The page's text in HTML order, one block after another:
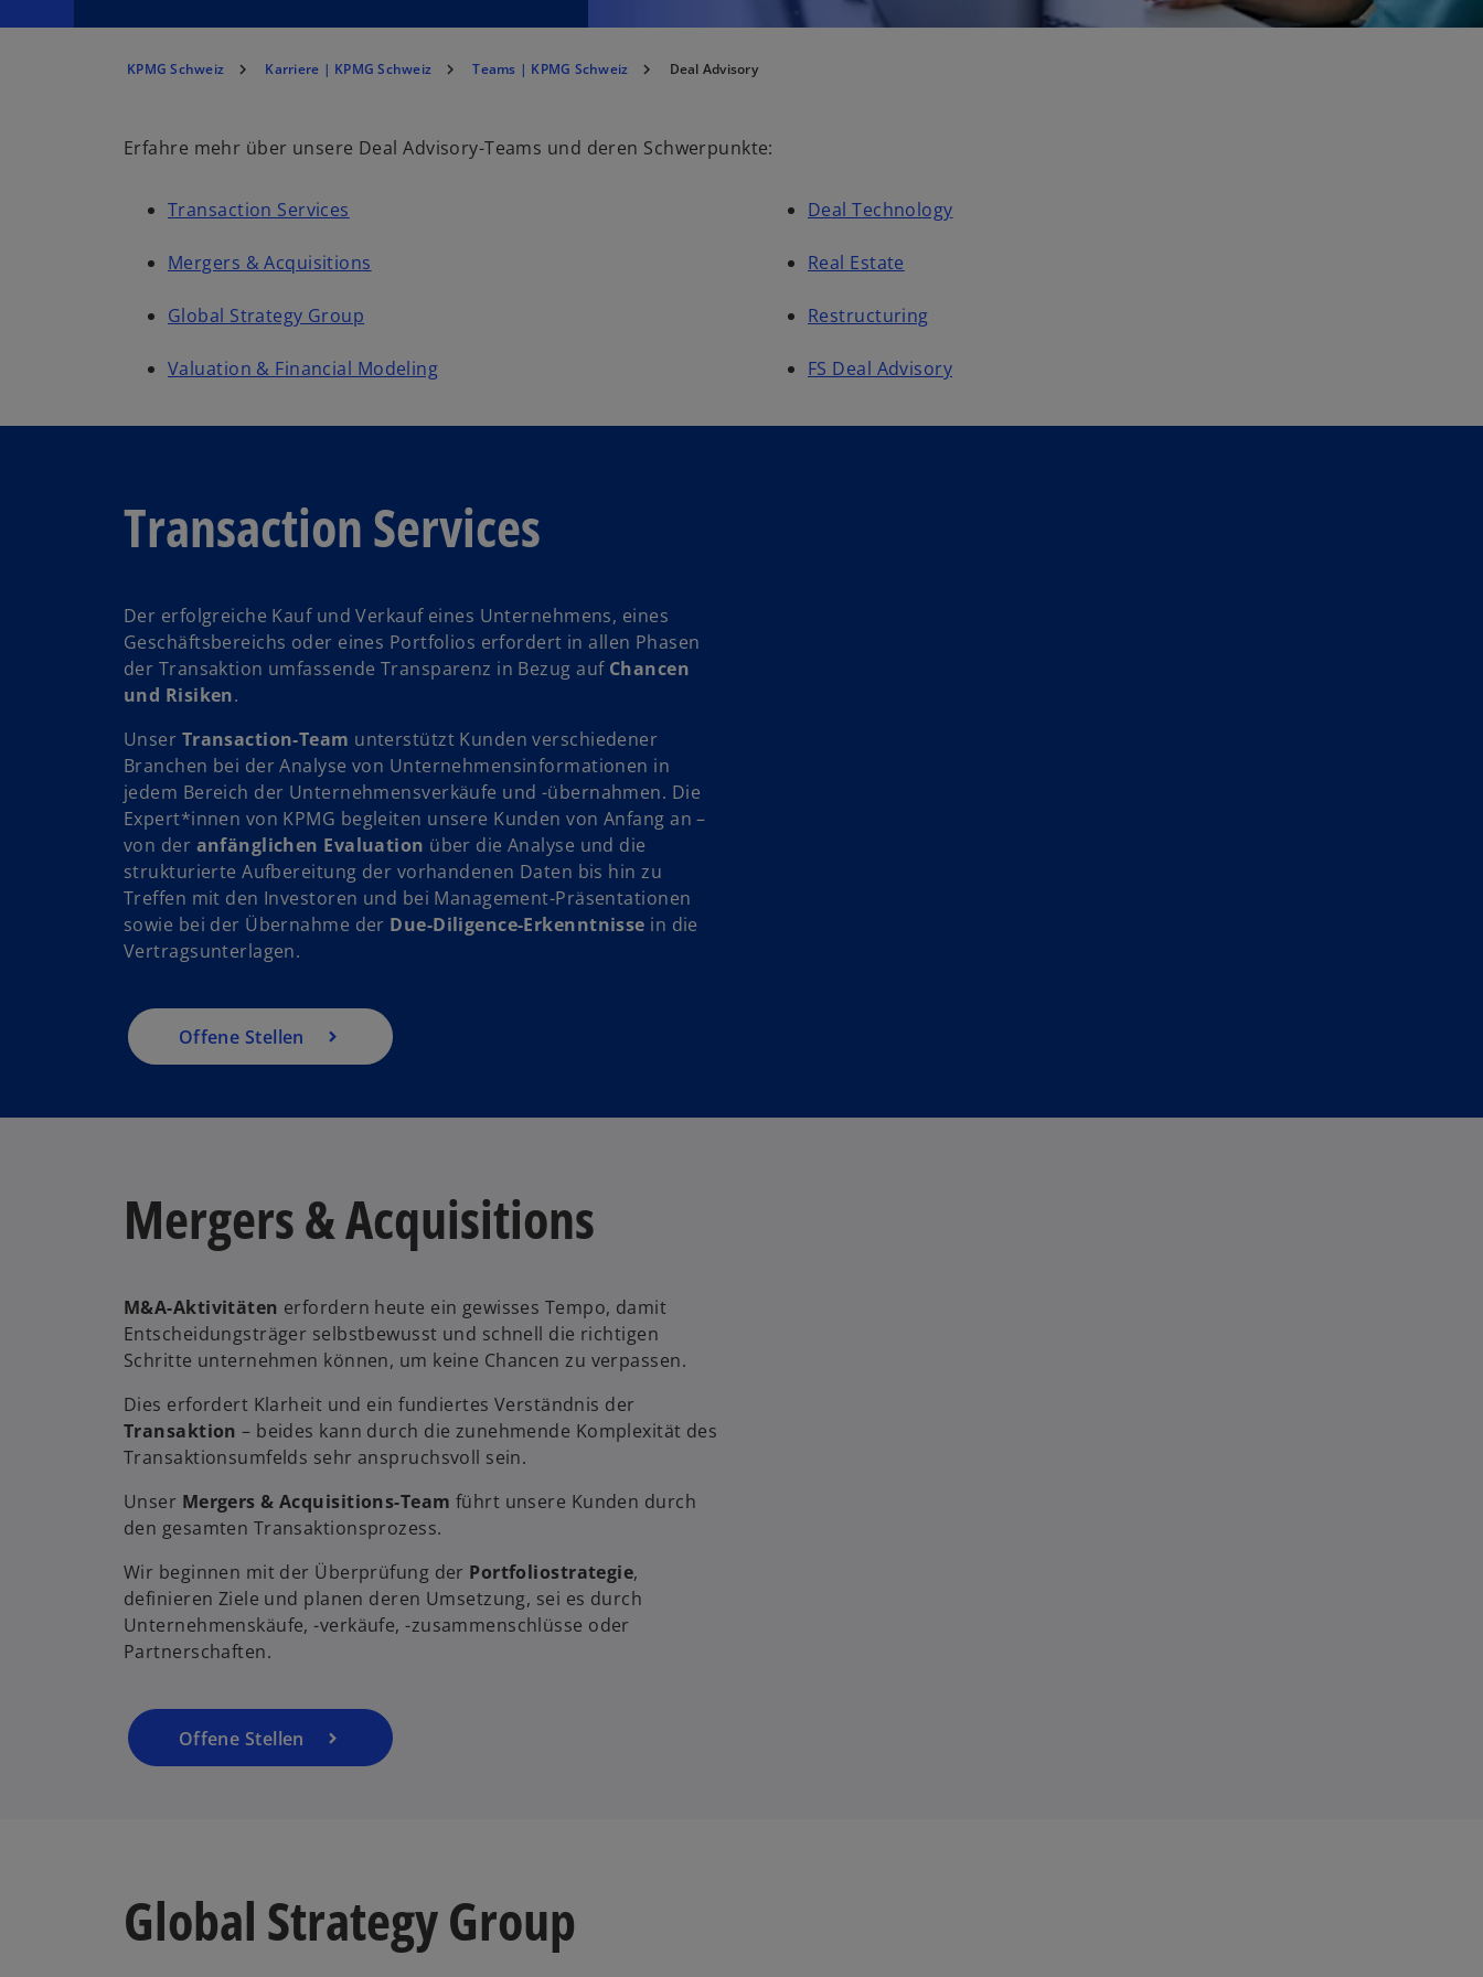
KPMG Schweiz Karriere | KPMG Schweiz Teams | KPMG Schweiz Deal Advisory
Erfahre mehr über unsere Deal Advisory-Teams und deren Schwerpunkte:
Transaction Services
Mergers & Acquisitions
Global Strategy Group
Valuation & Financial Modeling
Deal Technology
Real Estate
Restructuring
FS Deal Advisory
Transaction Services
Der erfolgreiche Kauf und Verkauf eines Unternehmens, eines
Geschäftsbereichs oder eines Portfolios erfordert in allen Phasen
der Transaktion umfassende Transparenz in Bezug auf Chancen
und Risiken.
Unser Transaction-Team unterstützt Kunden verschiedener
Branchen bei der Analyse von Unternehmensinformationen in
jedem Bereich der Unternehmensverkäufe und -übernahmen. Die
Expert*innen von KPMG begleiten unsere Kunden von Anfang an –
von der anfänglichen Evaluation über die Analyse und die
strukturierte Aufbereitung der vorhandenen Daten bis hin zu
Treffen mit den Investoren und bei Management-Präsentationen
sowie bei der Übernahme der Due-Diligence-Erkenntnisse in die
Vertragsunterlagen.
Offene Stellen
ir
d
i
i
n
e
r
n
e
u
e
e
is
e
r
t
g
e
ö
n
e
t
Mergers & Acquisitions
M&A-Aktivitäten erfordern heute ein gewisses Tempo, damit
Entscheidungsträger selbstbewusst und schnell die richtigen
Schritte unternehmen können, um keine Chancen zu verpassen.
Dies erfordert Klarheit und ein fundiertes Verständnis der
Transaktion – beides kann durch die zunehmende Komplexität des
Transaktionsumfelds sehr anspruchsvoll sein.
Unser Mergers & Acquisitions-Team führt unsere Kunden durch
den gesamten Transaktionsprozess.
Wir beginnen mit der Überprüfung der Portfoliostrategie,
definieren Ziele und planen deren Umsetzung, sei es durch
Unternehmenskäufe, -verkäufe, -zusammenschlüsse oder
Partnerschaften.
Offene Stellen
ir
d
i
e
i
n
e
r
e
u
e
e
is
r
t
Global Strategy Group